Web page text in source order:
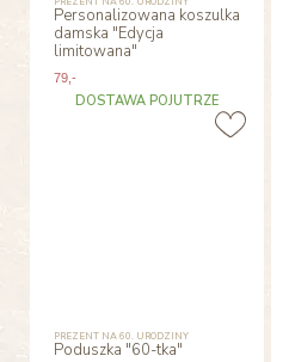
Personalizowana koszulka
damska "Edycja
limitowana"
79,-
DOSTAWA POJUTRZE
PREZENT NA 60. URODZINY
Poduszka "60-tka"